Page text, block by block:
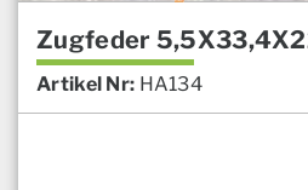
Zugfeder
Artikel Nr: HA134